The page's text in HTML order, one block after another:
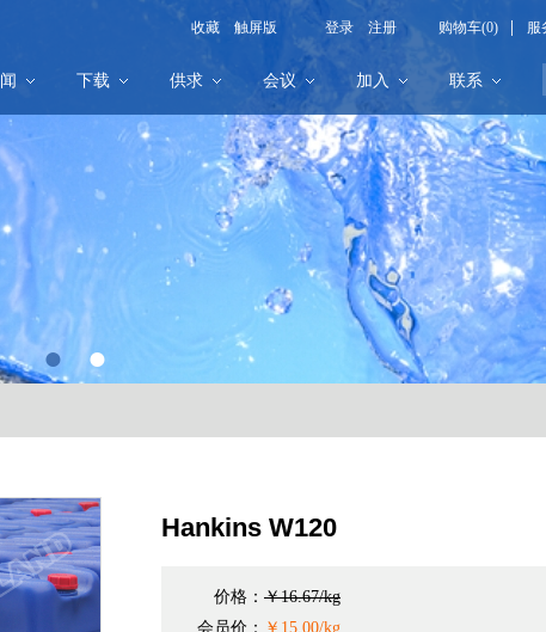
● ●
收藏 触屏版 登录 注册 购物车(0) 服
下载 供求 会议 加入 联系
Hankins W120
价格： ￥16.67/kg
会员价： ￥15.00/kg